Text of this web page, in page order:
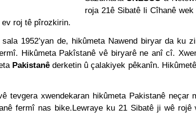
Barış ancak Kürt halkının
11 Ay Ago
Hak ve Özgürlükler Partisi-HAK-
11 Ay Ago
11 Ay Ago
HAK-PAR Heyeti Hewler’de KDP
roja 21ê Sibatê li Cîhanê wek
roj tê pîrozkirin.
1952’yan de, hikûmeta Nawend biryar da ku
Hikûmeta Pakîstanê vê biryarê ne anî cî.
Pakistanêderketin û çalakiyek pêkanîn.
tevgera xwendekaran hikûmeta Pakistanê neçar
fermî nas bike.Lewraye ku 21 Sibatê ji wê